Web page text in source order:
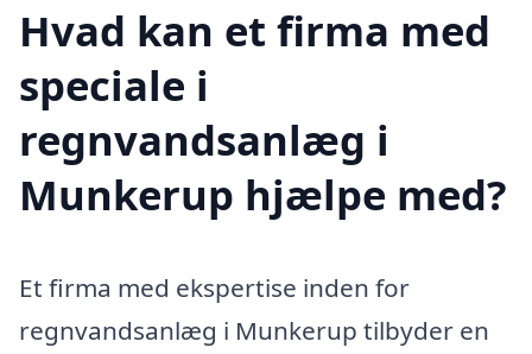
Hvad kan et firma med
speciale i
regnvandsanlæg i
Munkerup hjælpe med?
Et firma med ekspertise inden for
regnvandsanlæg i Munkerup tilbyder en